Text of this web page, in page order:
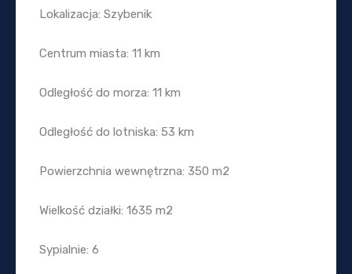
Lokalizacja: Szybenik
Centrum miasta: 11 km
Odległość do morza: 11 km
Odległość do lotniska: 53 km
Powierzchnia wewnętrzna: 350 m2
Wielkość działki: 1635 m2
Sypialnie: 6